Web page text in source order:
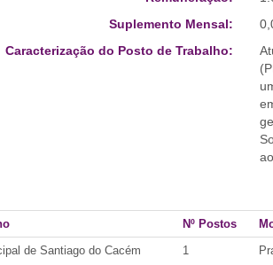
Suplemento Mensal:
Caracterização do Posto de Trabalho:
Nº Postos
de Santiago do Cacém
1